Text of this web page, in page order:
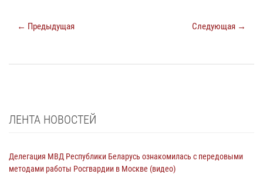
← Предыдущая Следующая →
ЛЕНТА НОВОСТЕЙ
Делегация МВД Республики Беларусь ознакомилась с передовыми
методами работы Росгвардии в Москве (видео)